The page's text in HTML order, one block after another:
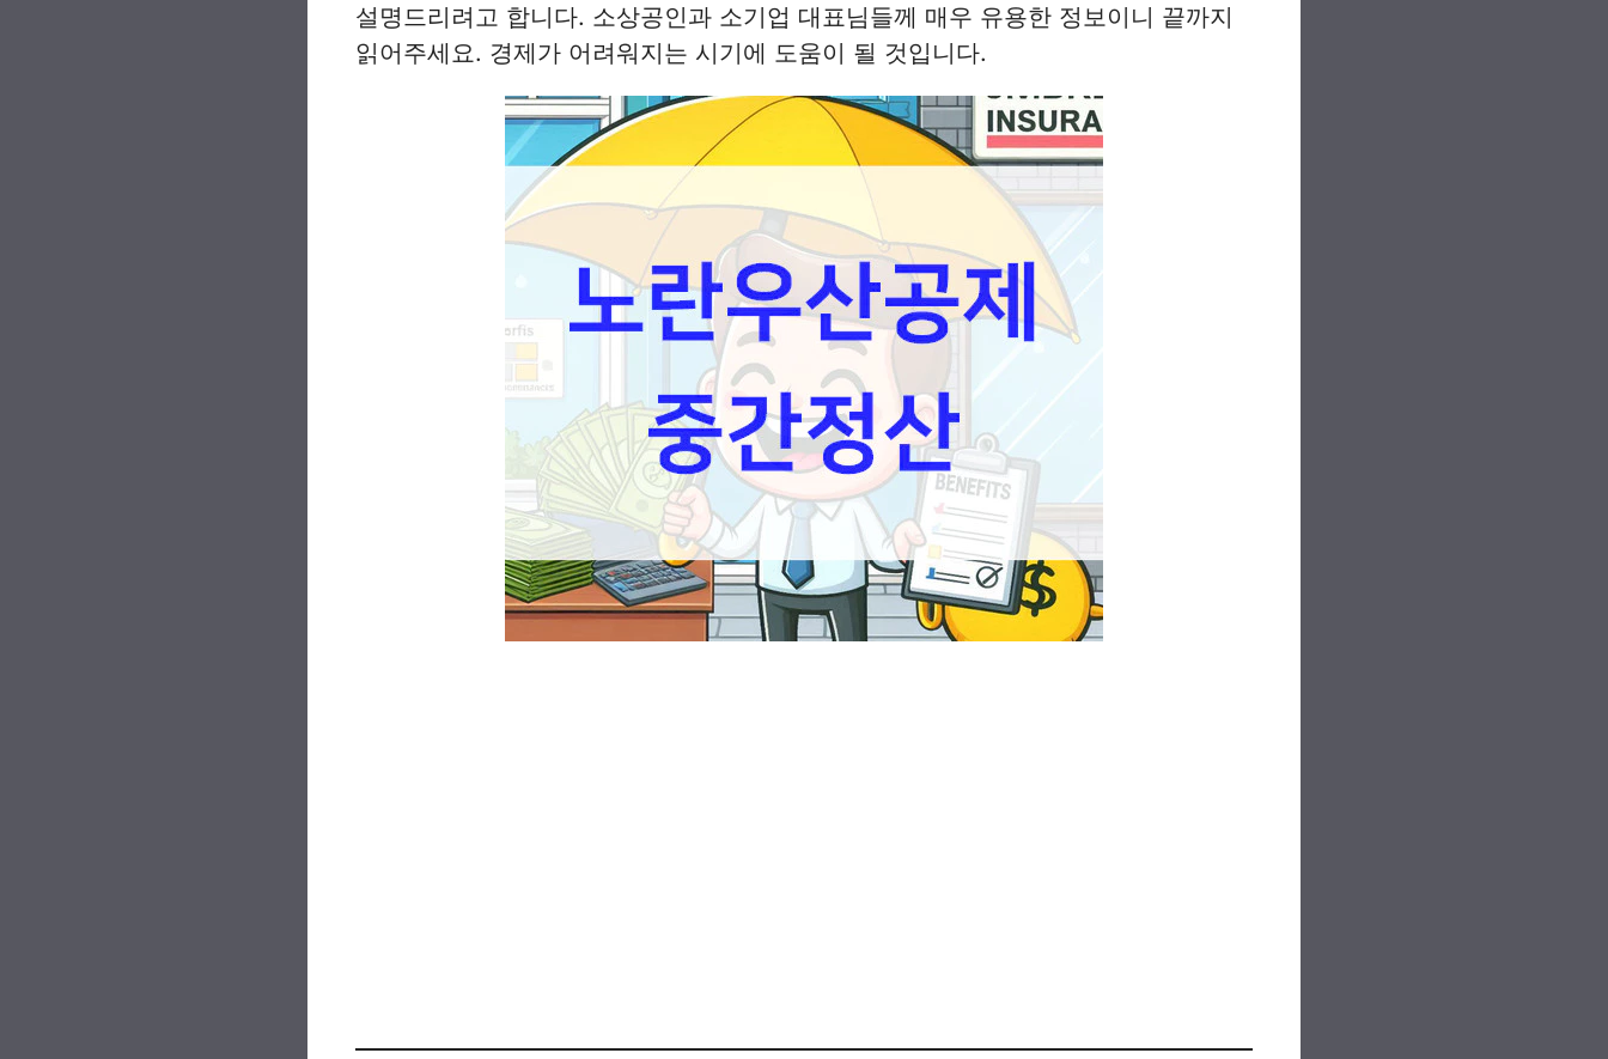
설명드리려고 합니다. 소상공인과 소기업 대표님들께 매우 유용한 정보이니 끝까지
읽어주세요. 경제가 어려워지는 시기에 도움이 될 것입니다.